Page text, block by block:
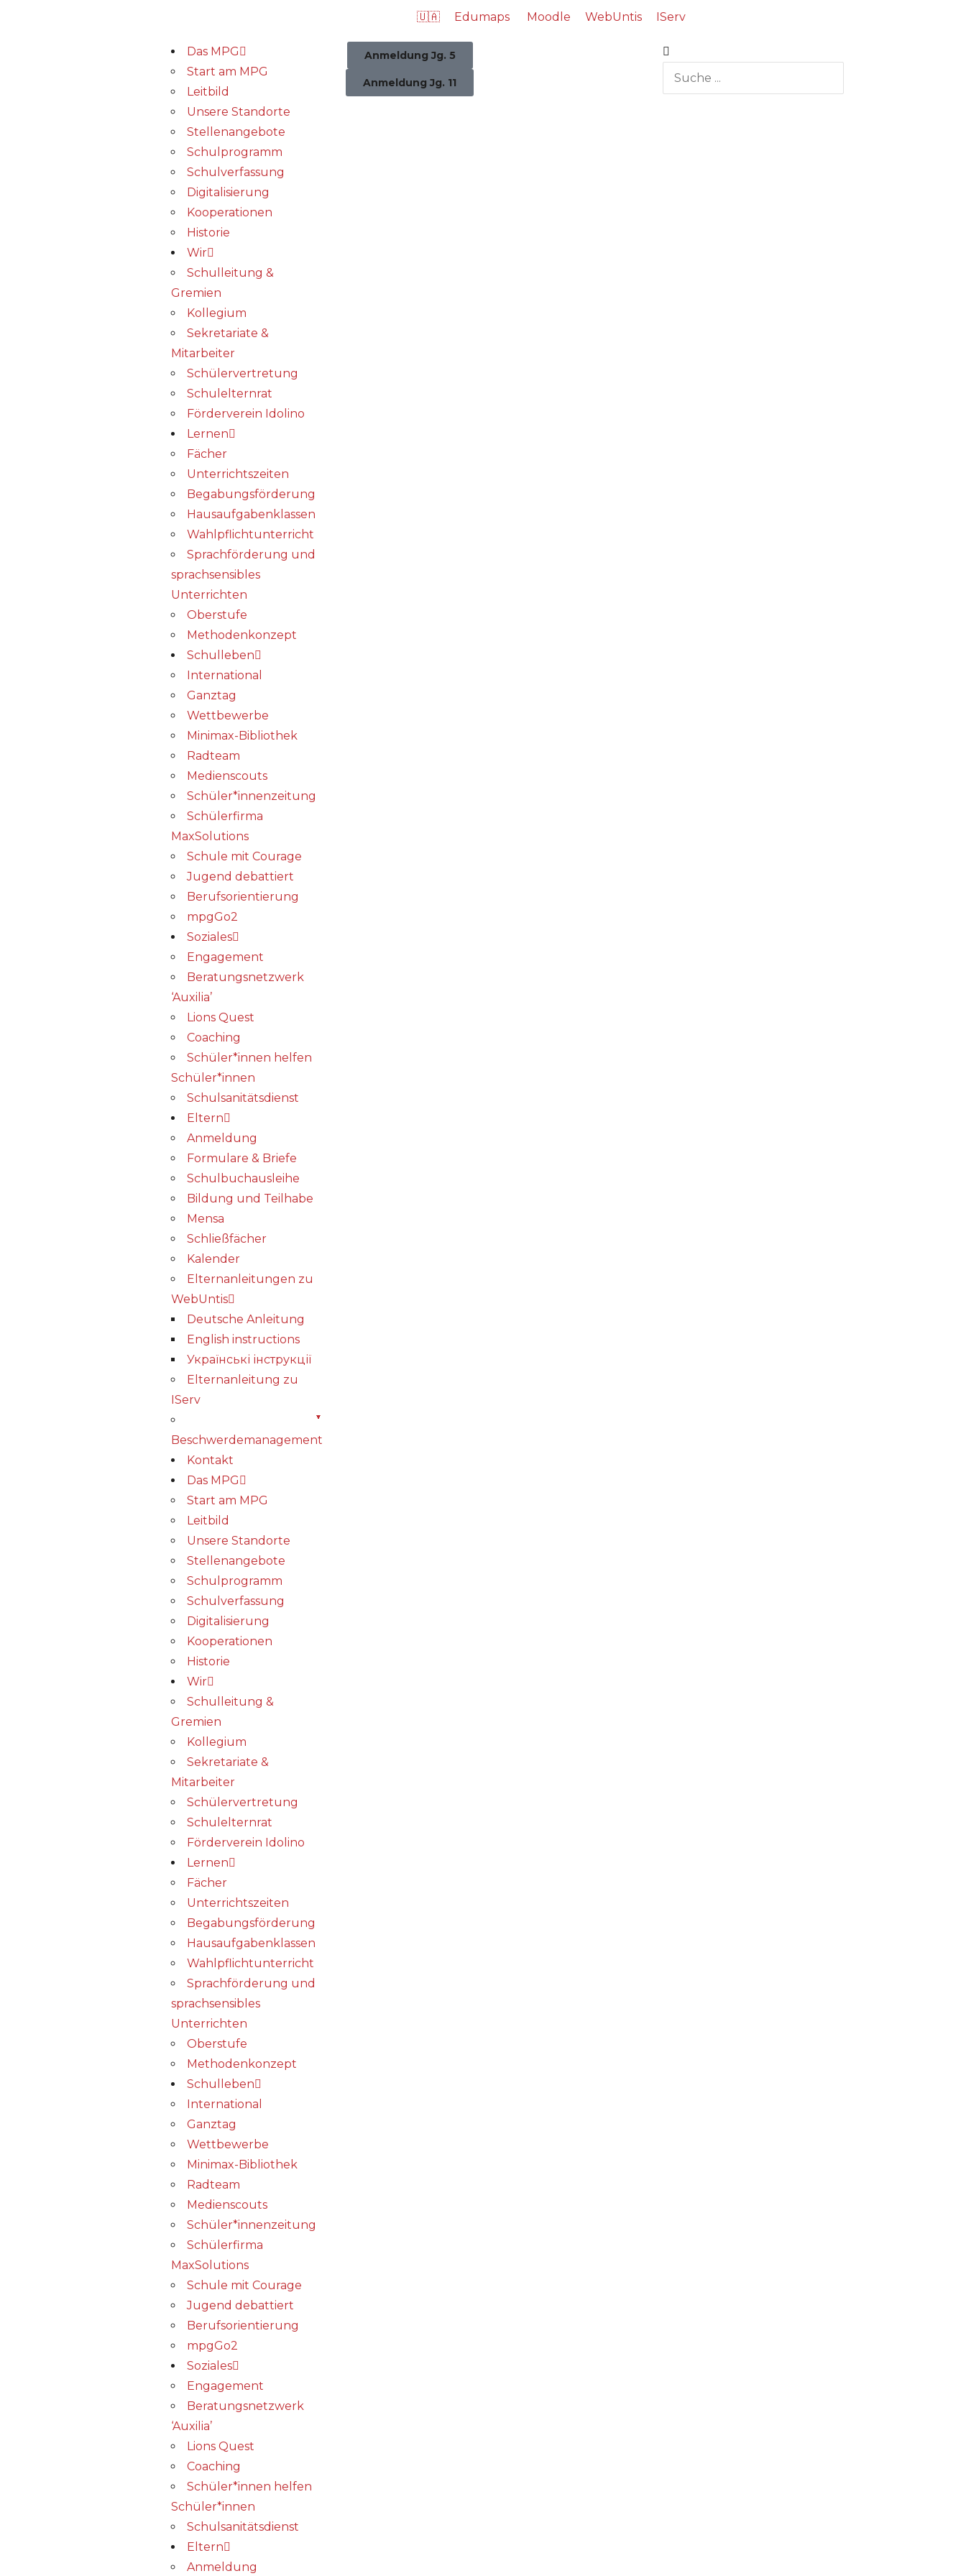
🇺🇦 Edumaps Moodle WebUntis IServ
Das MPG
Start am MPG
Leitbild
Unsere Standorte
Stellenangebote
Schulprogramm
Schulverfassung
Digitalisierung
Kooperationen
Historie
Wir
Schulleitung &
Gremien
Kollegium
Sekretariate &
Mitarbeiter
Schülervertretung
Schulelternrat
Förderverein Idolino
Lernen
Fächer
Unterrichtszeiten
Begabungs­förderung
Hausaufgabenklassen
Wahlpflichtunterricht
Sprachförderung und
sprachsensibles
Unterrichten
Oberstufe
Methodenkonzept
Schulleben
International
Ganztag
Wettbewerbe
Minimax-Bibliothek​
Radteam
Medienscouts
Schüler*innenzeitung
Schülerfirma
MaxSolutions
Schule mit Courage
Jugend debattiert
Berufsorientierung
mpgGo2
Soziales
Engagement
Beratungsnetzwerk
‘Auxilia’
Lions Quest
Coaching
Schüler*innen helfen
Schüler*innen
Schulsanitätsdienst
Eltern
Anmeldung
Formulare & Briefe
Schulbuchausleihe
Bildung und Teilhabe
Mensa
Schließfächer
Kalender
Elternanleitungen zu
WebUntis
Deutsche Anleitung
English instructions
Українські інструкції
Elternanleitung zu
IServ
Beschwerdemanagement
Kontakt
Das MPG
Start am MPG
Leitbild
Unsere Standorte
Stellenangebote
Schulprogramm
Schulverfassung
Digitalisierung
Kooperationen
Historie
Wir
Schulleitung &
Gremien
Kollegium
Sekretariate &
Mitarbeiter
Schülervertretung
Schulelternrat
Förderverein Idolino
Lernen
Fächer
Unterrichtszeiten
Begabungs­förderung
Hausaufgabenklassen
Wahlpflichtunterricht
Sprachförderung und
sprachsensibles
Unterrichten
Oberstufe
Methodenkonzept
Schulleben
International
Ganztag
Wettbewerbe
Minimax-Bibliothek​
Radteam
Medienscouts
Schüler*innenzeitung
Schülerfirma
MaxSolutions
Schule mit Courage
Jugend debattiert
Berufsorientierung
mpgGo2
Soziales
Engagement
Beratungsnetzwerk
‘Auxilia’
Lions Quest
Coaching
Schüler*innen helfen
Schüler*innen
Schulsanitätsdienst
Eltern
Anmeldung
Anmeldung Jg. 5
Anmeldung Jg. 11